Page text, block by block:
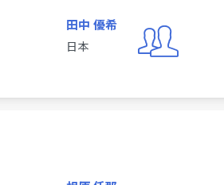
田中 優希
日本